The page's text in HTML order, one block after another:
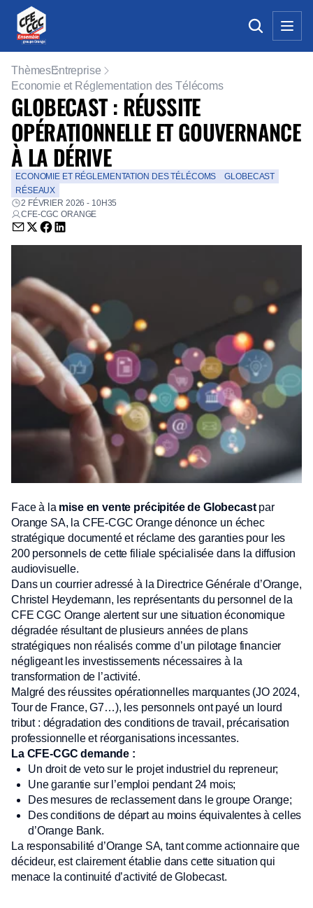
ThèmesEntreprise
Economie et Réglementation des Télécoms
GLOBECAST : RÉUSSITE
OPÉRATIONNELLE ET GOUVERNANCE
À LA DÉRIVE
ECONOMIE ET RÉGLEMENTATION DES TÉLÉCOMS
GLOBECAST
RÉSEAUX
2 FÉVRIER 2026 - 10H35
CFE-CGC ORANGE
Envoyer par email (nouvelle fenêtre)
Partager sur Twitter (nouvelle fenêtre)
Partager sur Facebook (nouvelle fenêtre)
Partager sur LinkedIn (nouvelle fenêtre)
Face à la mise en vente précipitée de Globecastpar
Orange SA, la CFE-CGC Orange dénonce un échec
stratégique documenté et réclame des garanties pour les
200 personnels de cette filiale spécialisée dans la diffusion
audiovisuelle.
Dans un courrier adressé à la Directrice Générale d’Orange,
Christel Heydemann, les représentants du personnel de la
CFE CGC Orange alertent sur une situation économique
dégradée résultant de plusieurs années de plans
stratégiques non réalisés comme d’un pilotage financier
négligeant les investissements nécessaires à la
transformation de l’activité.
Malgré des réussites opérationnelles marquantes (JO 2024,
Tour de France, G7…), les personnels ont payé un lourd
tribut : dégradation des conditions de travail, précarisation
professionnelle et réorganisations incessantes.
La CFE-CGC demande :
Un droit de veto sur le projet industriel du repreneur;
Une garantie sur l’emploi pendant 24 mois;
Des mesures de reclassement dans le groupe Orange;
Des conditions de départ au moins équivalentes à celles
d’Orange Bank.
La responsabilité d’Orange SA, tant comme actionnaire que
décideur, est clairement établie dans cette situation qui
menace la continuité d’activité de Globecast.